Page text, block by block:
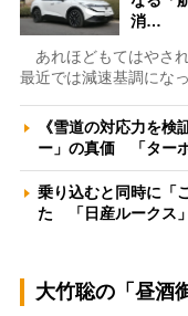
消…
あれほどもてはやさ
最近では減速基調にな
《雪道の対応力を
ー」の真価 「ター
乗り込むと同時に「
た 「日産ルークス
大竹聡の「昼酒